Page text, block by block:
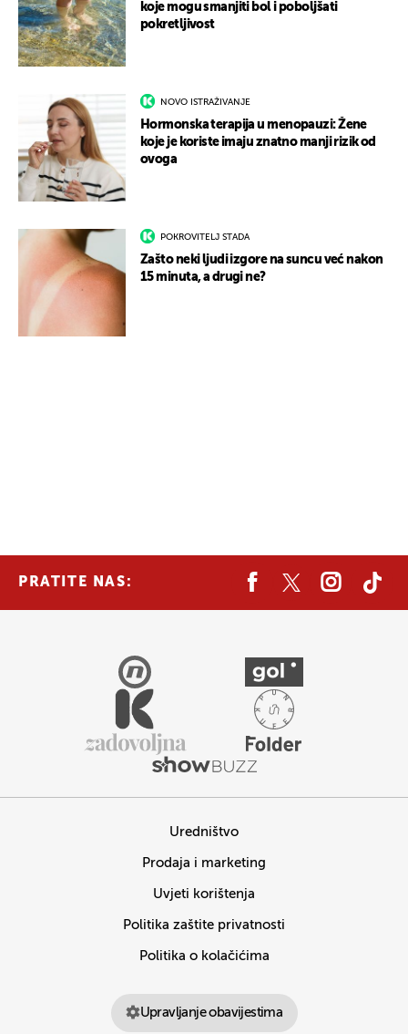
koje mogu smanjiti bol i poboljšati
pokretljivost
NOVO ISTRAŽIVANJE
Hormonska terapija u menopauzi: Žene
koje je koriste imaju znatno manji rizik od
ovoga
POKROVITELJ STADA
Zašto neki ljudi izgore na suncu već nakon
15 minuta, a drugi ne?
PRATITE NAS:
Uredništvo
Prodaja i marketing
Uvjeti korištenja
Politika zaštite privatnosti
Politika o kolačićima
Upravljanje obavijestima